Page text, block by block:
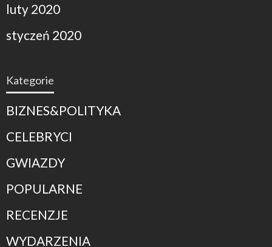
luty 2020
styczeń 2020
Kategorie
BIZNES&POLITYKA
CELEBRYCI
GWIAZDY
POPULARNE
RECENZJE
WYDARZENIA